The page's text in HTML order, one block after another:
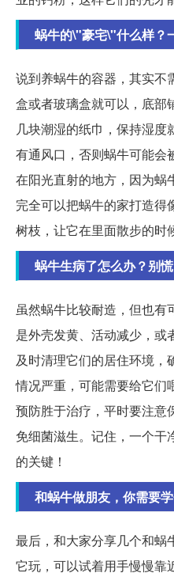
蜗牛的\"豪宅\"什么样？
说到养蜗牛的容器，其实不
盒或者玻璃盒就可以，底部
几块潮湿的纸巾，保持湿
有通风口，否则蜗牛可能会
在阳光直射的地方，因为蜗
完全可以把蜗牛的家打造得
树枝，让它在里面散步的时
蜗牛生病了怎么办？别
虽然蜗牛比较耐造，但也有
是外壳发黄、活动减少，或
及时清理它们的居住环境，
情况严重，可能需要给它们
预防胜于治疗，平时要注意
免细菌滋生。记住，一个干
的关键！
和蜗牛做朋友，你需要
最后，和大家分享几个和蜗
它玩，可以试着用手慢慢靠